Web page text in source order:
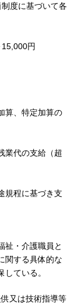
度に基づいて各
円
算、特定加算の
業代の支給（超
規程に基づき支
祉・介護職員と
関する具体的な
ている。
又は技術指導等